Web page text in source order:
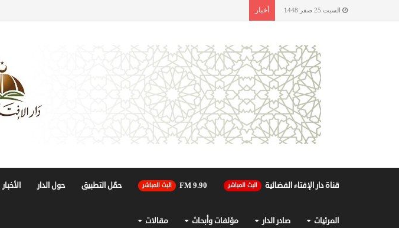
السبت 25 صفر 1448 أخبار
قناة دار الإفتاء الفضائية البث المباشر 90.FM 9 البث المباشر حمّل التطبيق حول الدار الأخبار
المرئيات صادر الدار مؤلفات وأبحاث مقالات